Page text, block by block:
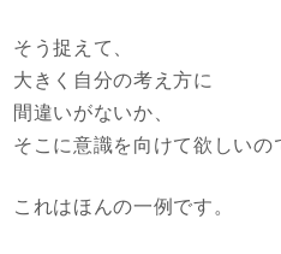
そう捉えて、
大きく自分の考え方に
間違いがないか、
そこに意識を向けて欲しいの
これはほんの一例です。